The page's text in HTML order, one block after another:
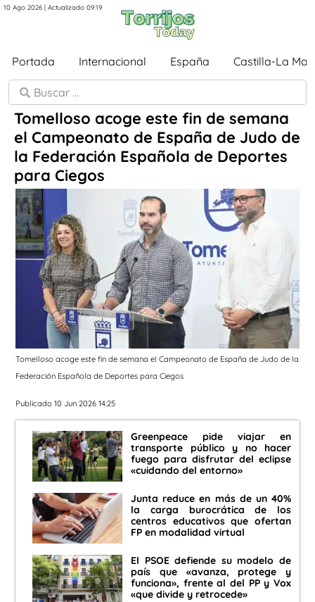
10 Ago 2026 | Actualizado 09:19
Portada Internacional España Castilla-La
Tomelloso acoge este fin de semana
el Campeonato de España de Judo de
la Federación Española de Deportes
para Ciegos
Tomelloso acoge este fin de semana el Campeonato de España de Judo de la
Federación Española de Deportes para Ciegos
Publicado 10 Jun 2026 14:25
Greenpeace pide viajar en
transporte público y no hacer
fuego para disfrutar del eclipse
«cuidando del entorno»
Junta reduce en más de un 40%
la carga burocrática de los
centros educativos que ofertan
FP en modalidad virtual
El PSOE defiende su modelo de
país que «avanza, protege y
funciona», frente al del PP y Vox
«que divide y retrocede»